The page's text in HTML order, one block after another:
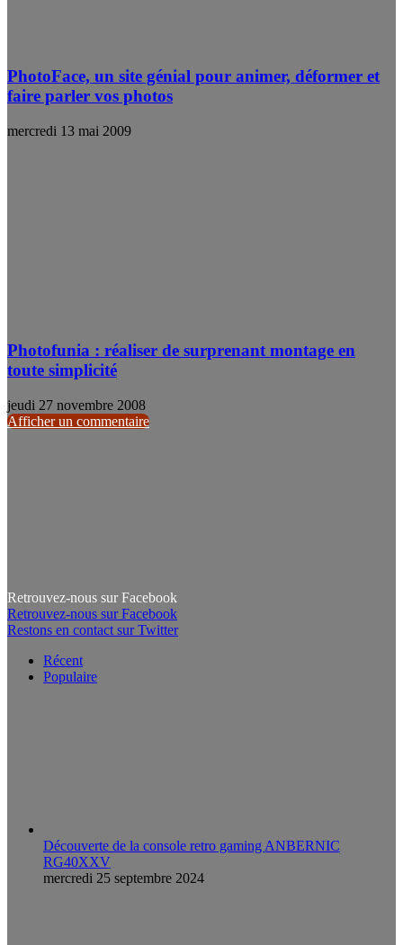
PhotoFace, un site génial pour animer, déformer et
faire parler vos photos
mercredi 13 mai 2009
Photofunia : réaliser de surprenant montage en
toute simplicité
jeudi 27 novembre 2008
Afficher un commentaire
Retrouvez-nous sur Facebook
Retrouvez-nous sur Facebook
Restons en contact sur Twitter
Récent
Populaire
Découverte de la console retro gaming ANBERNIC
RG40XXV
mercredi 25 septembre 2024